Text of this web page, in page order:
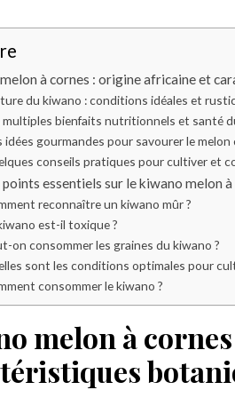
à cornes : origine africaine et
du kiwano : conditions idéales et
multiples bienfaits nutritionnels et santé
idées gourmandes pour savourer le
conseils pratiques pour cultiver et
points essentiels sur le kiwano melon
reconnaître un kiwano mûr ?
est-il toxique ?
on consommer les graines du kiwano ?
sont les conditions optimales pour
consommer le kiwano ?
melon à